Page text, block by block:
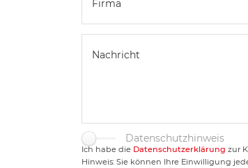
Datenschutzhinweis
Ich habe die Datenschutzerklärung zur
Hinweis: Sie können Ihre Einwilligung